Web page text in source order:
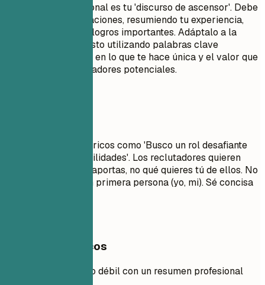
Un resumen profesional es tu 'discurso de ascensor'. Debe
tener entre 3 y 5 oraciones, resumiendo tu experiencia,
habilidades clave y logros importantes. Adáptalo a la
descripción del puesto utilizando palabras clave
relevantes. Enfócate en lo que te hace única y el valor que
aportas a los empleadores potenciales.
Evita objetivos genéricos como 'Busco un rol desafiante
para crecer mis habilidades'. Los reclutadores quieren
saber qué valor les aportas, no qué quieres tú de ellos. No
uses pronombres en primera persona (yo, mi). Sé concisa
Ejemplos prácticos
Compara un objetivo débil con un resumen profesional